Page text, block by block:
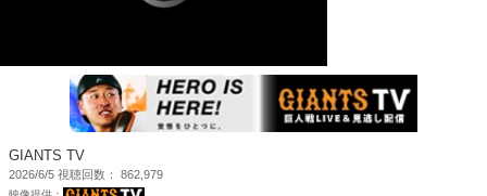
GIANTS TV
2026/6/5 視聴回数 862,979